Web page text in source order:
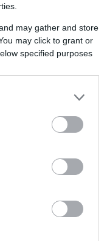
may gather and store
may click to grant or
specified purposes